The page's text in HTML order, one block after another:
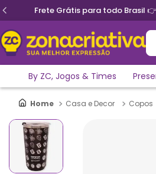
Frete Grátis para todo Brasil 👉
O
By ZC, Jogos & Times
Casa e Decor Copos